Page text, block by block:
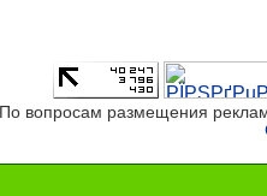
По вопросам размещения